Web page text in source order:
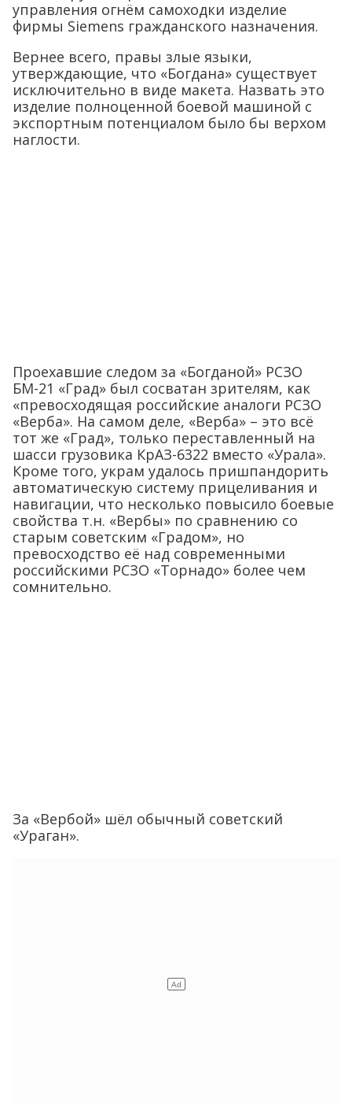
управления огнём самоходки изделие
фирмы Siemens гражданского назначения.
Вернее всего, правы злые языки,
утверждающие, что «Богдана» существует
исключительно в виде макета. Назвать это
изделие полноценной боевой машиной с
экспортным потенциалом было бы верхом
наглости.
Проехавшие следом за «Богданой» РСЗО
БМ-21 «Град» был сосватан зрителям, как
«превосходящая российские аналоги РСЗО
«Верба». На самом деле, «Верба» – это всё
тот же «Град», только переставленный на
шасси грузовика КрАЗ-6322 вместо «Урала».
Кроме того, украм удалось пришпандорить
автоматическую систему прицеливания и
навигации, что несколько повысило боевые
свойства т.н. «Вербы» по сравнению со
старым советским «Градом», но
превосходство её над современными
российскими РСЗО «Торнадо» более чем
сомнительно.
За «Вербой» шёл обычный советский
«Ураган».